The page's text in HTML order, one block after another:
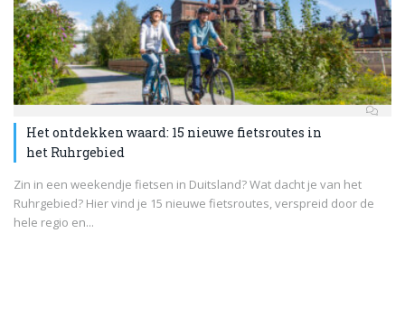
Het ontdekken waard: 15 nieuwe fietsroutes in
het Ruhrgebied
Zin in een weekendje fietsen in Duitsland? Wat dacht je van het
Ruhrgebied? Hier vind je 15 nieuwe fietsroutes, verspreid door de
hele regio en...